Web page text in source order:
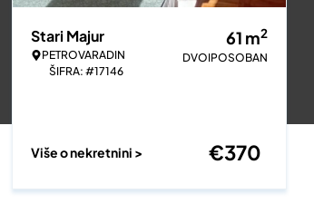
Stari Majur
PETROVARADIN
ŠIFRA: #17146
61 m2
DVOIPOSOBAN
Više o nekretnini > €370